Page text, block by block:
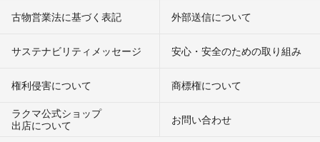
古物営業法に基づく表記 外部送信について
サステナビリティメッセージ 安心・安全のための取り組み
権利侵害について
商標権について
ラクマ公式ショップ
出店について
お問い合わせ